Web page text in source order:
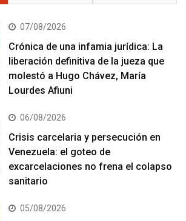
07/08/2026
Crónica de una infamia jurídica: La
liberación definitiva de la jueza que
molestó a Hugo Chávez, María
Lourdes Afiuni
06/08/2026
Crisis carcelaria y persecución en
Venezuela: el goteo de
excarcelaciones no frena el colapso
sanitario
05/08/2026